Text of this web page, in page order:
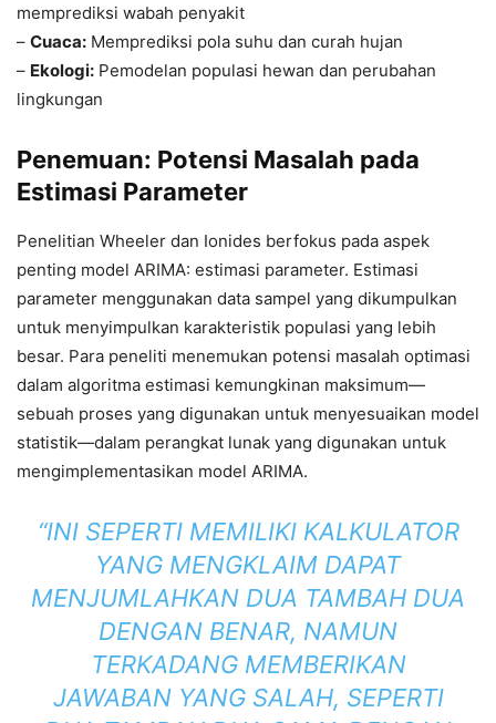
memprediksi wabah penyakit
– Cuaca: Memprediksi pola suhu dan curah hujan
– Ekologi: Pemodelan populasi hewan dan perubahan
lingkungan
Penemuan: Potensi Masalah pada
Estimasi Parameter
Penelitian Wheeler dan Ionides berfokus pada aspek
penting model ARIMA: estimasi parameter. Estimasi
parameter menggunakan data sampel yang dikumpulkan
untuk menyimpulkan karakteristik populasi yang lebih
besar. Para peneliti menemukan potensi masalah optimasi
dalam algoritma estimasi kemungkinan maksimum—
sebuah proses yang digunakan untuk menyesuaikan model
statistik—dalam perangkat lunak yang digunakan untuk
mengimplementasikan model ARIMA.
“INI SEPERTI MEMILIKI KALKULATOR
YANG MENGKLAIM DAPAT
MENJUMLAHKAN DUA TAMBAH DUA
DENGAN BENAR, NAMUN
TERKADANG MEMBERIKAN
JAWABAN YANG SALAH, SEPERTI